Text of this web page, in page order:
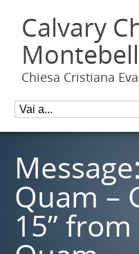
Calvary
Chiesa Cristiana
Quam –
15”